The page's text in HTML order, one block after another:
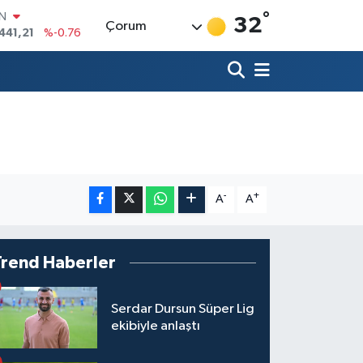
%0.17
Çorum 32°
A- A+
Haberler
Serdar Dursun Süper Lig
ekibiyle anlaştı